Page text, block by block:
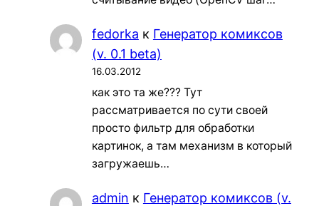
fedorka к Генератор комиксов
(v. 0.1 beta)
16.03.2012
как это та же??? Тут
рассматривается по сути своей
просто фильтр для обработки
картинок, а там механизм в который
загружаешь…
admin к Генератор комиксов (v.